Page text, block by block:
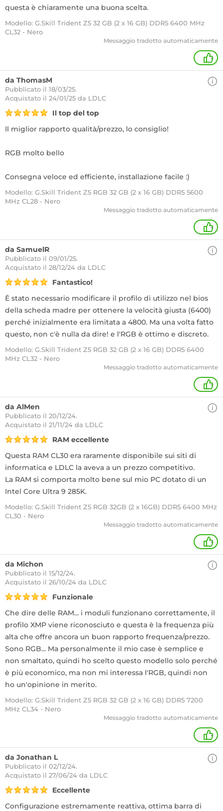
questa è chiaramente una buona scelta.
Modello: G.Skill Trident Z5 32 GB (2 x 16 GB) DDR5 6400 MHz
CL32 - Nero
Messaggio tradotto automaticamente
+
da ThomasM
Pubblicato il 18/03/25.
Acquistato il 24/01/25 da LDLC
Il top del top
Il miglior rapporto qualità/prezzo, lo consiglio!
RGB molto bello
Consegna veloce ed efficiente, installazione facile :)
Modello: G.Skill Trident Z5 RGB 32 GB (2 x 16 GB) DDR5 5600
MHz CL28 - Nero
Messaggio tradotto automaticamente
+
da SamuelR
Pubblicato il 09/01/25.
Acquistato il 28/12/24 da LDLC
Fantastico!
È stato necessario modificare il profilo di utilizzo nel bios
della scheda madre per ottenere la velocità giusta (6400)
perché inizialmente era limitata a 4800. Ma una volta fatto
questo, non c'è nulla da dire! e l'RGB è ottimo e discreto.
Modello: G.Skill Trident Z5 RGB 32 GB (2 x 16 GB) DDR5 6400
MHz CL32 - Nero
Messaggio tradotto automaticamente
+
da AlMen
Pubblicato il 20/12/24.
Acquistato il 21/11/24 da LDLC
RAM eccellente
Questa RAM CL30 era raramente disponibile sui siti di
informatica e LDLC la aveva a un prezzo competitivo.
La RAM si comporta molto bene sul mio PC dotato di un
Intel Core Ultra 9 285K.
Modello: G.Skill Trident Z5 RGB 32GB (2 x 16GB) DDR5 6400 MHz
CL30 - Nero
Messaggio tradotto automaticamente
+
da Michon
Pubblicato il 15/12/24.
Acquistato il 26/10/24 da LDLC
Funzionale
Che dire delle RAM... i moduli funzionano correttamente, il
profilo XMP viene riconosciuto e questa è la frequenza più
alta che offre ancora un buon rapporto frequenza/prezzo.
Sono RGB... Ma personalmente il mio case è semplice e
non smaltato, quindi ho scelto questo modello solo perché
è più economico, ma non mi interessa l'RGB, quindi non
ho un'opinione in merito.
Modello: G.Skill Trident Z5 RGB 32 GB (2 x 16 GB) DDR5 7200
MHz CL34 - Nero
Messaggio tradotto automaticamente
+
da Jonathan L
Pubblicato il 02/12/24.
Acquistato il 27/06/24 da LDLC
Eccellente
Configurazione estremamente reattiva, ottima barra di